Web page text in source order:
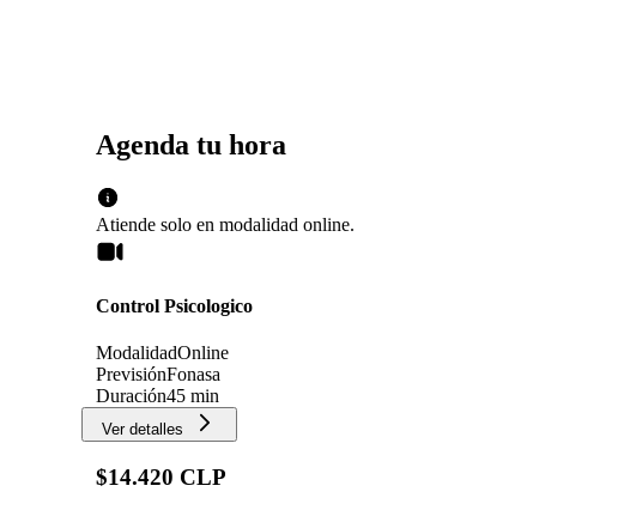
Agenda tu hora
Atiende solo en modalidad online.
Control Psicologico
ModalidadOnline
PrevisiónFonasa
Duración45 min
Ver detalles
$14.420 CLP